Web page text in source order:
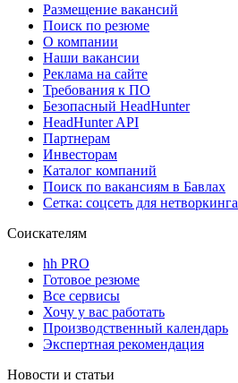
Размещение вакансий
Поиск по резюме
О компании
Наши вакансии
Реклама на сайте
Требования к ПО
Безопасный HeadHunter
HeadHunter API
Партнерам
Инвесторам
Каталог компаний
Поиск по вакансиям в Бавлах
Сетка: соцсеть для нетворкинга
Соискателям
hh PRO
Готовое резюме
Все сервисы
Хочу у вас работать
Производственный календарь
Экспертная рекомендация
Новости и статьи